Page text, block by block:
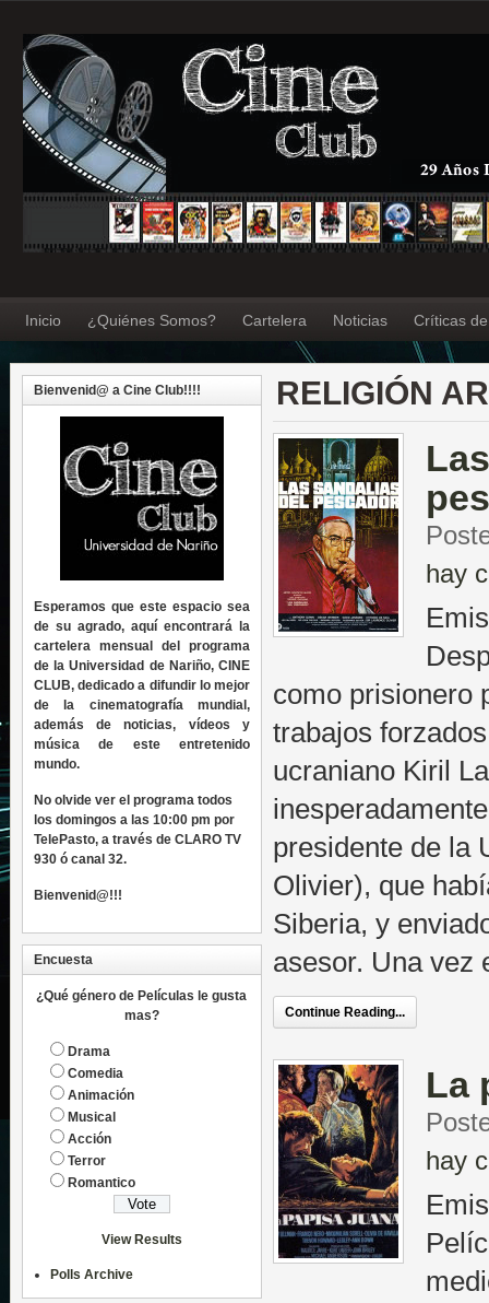
Inicio ¿Quiénes Somos? Cartelera Noticias Críticas
RELIGIÓN
hay
como prisionero
trabajos
ucraniano Kiril
presidente de la
Olivier), que
Siberia, y
asesor. Una
Continue Reading...
La
hay
Bienvenid@ a Cine Club!!!!
Esperamos que este espacio sea
de su agrado, aquí encontrará la
cartelera mensual del programa
de la Universidad de Nariño, CINE
CLUB, dedicado a difundir lo mejor
de la cinematografía mundial,
además de noticias, vídeos y
música de este entretenido
mundo.
No olvide ver el programa todos
los domingos a las 10:00 pm por
TelePasto, a través de CLARO TV
930 ó canal 32.
Bienvenid@!!!
Encuesta
¿Qué género de Películas le gusta
mas?
Drama
Comedia
Animación
Musical
Acción
Terror
Romantico
View Results
Polls Archive